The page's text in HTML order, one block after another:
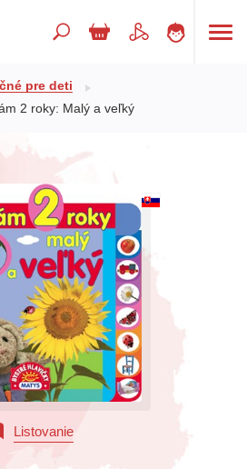
deti
kategórie
pre deti
2 roky: Malý a veľký
Listovanie